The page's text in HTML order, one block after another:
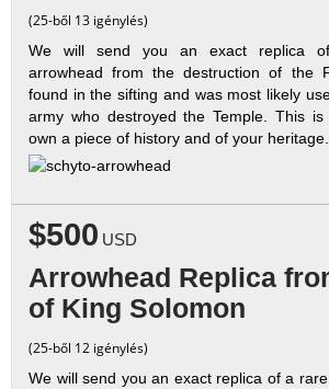
(25-ből 13 igénylés)
We will send you an exact replica
arrowhead from the destruction of the
found in the sifting and was most likely
army who destroyed the Temple. This
own a piece of history and of your heritage.
$500 USD
Arrowhead Replica
of King Solomon
(25-ből 12 igénylés)
We will send you an exact replica of a